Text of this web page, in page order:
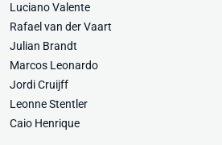
Luciano Valente
Rafael van der Vaart
Julian Brandt
Marcos Leonardo
Jordi Cruijff
Leonne Stentler
Caio Henrique